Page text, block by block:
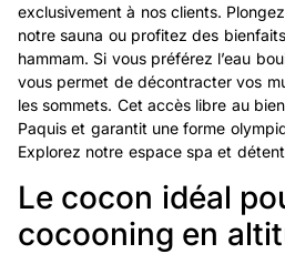
exclusivement à nos clients.
notre sauna ou profitez des
hammam. Si vous préférez l’eau
vous permet de décontracter vos
les sommets. Cet accès libre au
Paquis et garantit une forme
Explorez notre espace spa et
Le cocon idéal
cocooning en